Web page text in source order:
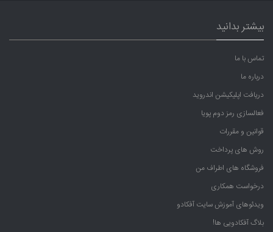
بیشتر بدانید
تماس با ما
درباره ما
دریافت اپلیکیشن اندروید
فعالسازی رمز دوم پویا
قوانین و مقررات
روش های پرداخت
فروشگاه های اطراف من
درخواست همکاری
ویدئوهای آموزش سایت آفکادو
بلاگ آفکادویی ها!